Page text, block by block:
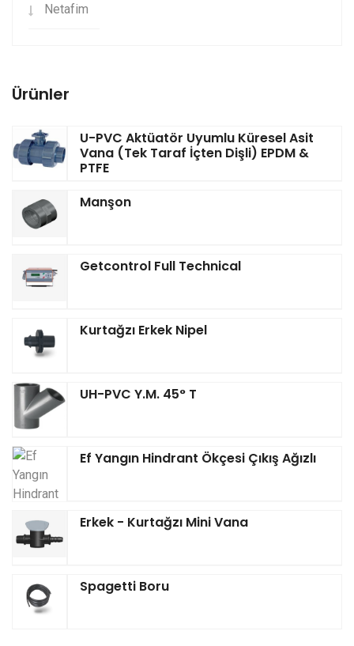
Netafim
Ürünler
U-PVC Aktüatör Uyumlu Küresel Asit
Vana (Tek Taraf İçten Dişli) EPDM &
PTFE
Manşon
Getcontrol Full Technical
Kurtağzı Erkek Nipel
UH-PVC Y.M. 45° T
Ef Yangın Hindrant Ökçesi Çıkış Ağızlı
Erkek - Kurtağzı Mini Vana
Spagetti Boru